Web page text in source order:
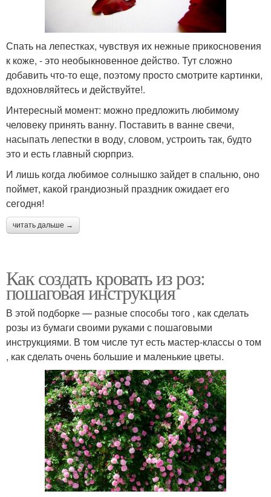
Спать на лепестках, чувствуя их нежные прикосновения
к коже, - это необыкновенное действо. Тут сложно
добавить что-то еще, поэтому просто смотрите картинки,
вдохновляйтесь и действуйте!.
Интересный момент: можно предложить любимому
человеку принять ванну. Поставить в ванне свечи,
насыпать лепестки в воду, словом, устроить так, будто
это и есть главный сюрприз.
И лишь когда любимое солнышко зайдет в спальню, оно
поймет, какой грандиозный праздник ожидает его
сегодня!
читать дальше →
Как создать кровать из роз:
пошаговая инструкция
В этой подборке — разные способы того , как сделать
розы из бумаги своими руками с пошаговыми
инструкциями. В том числе тут есть мастер-классы о том
, как сделать очень большие и маленькие цветы.